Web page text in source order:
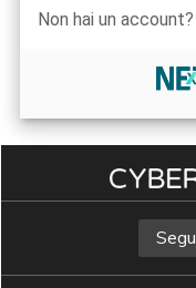
Non hai un account?